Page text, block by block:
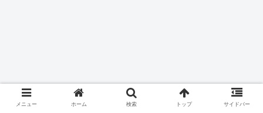
メニュー ホーム 検索 トップ サイドバー